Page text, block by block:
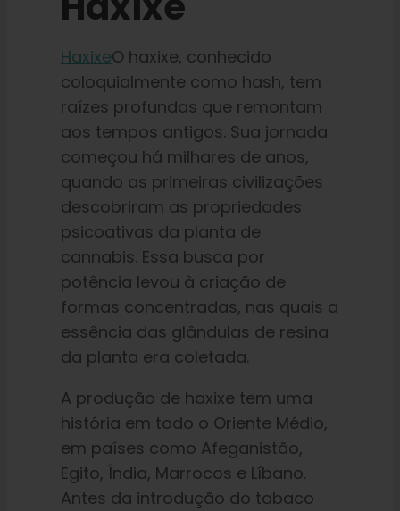
HaxixeO haxixe, conhecido
coloquialmente como hash, tem
raízes profundas que remontam
aos tempos antigos. Sua jornada
começou há milhares de anos,
quando as primeiras civilizações
descobriram as propriedades
psicoativas da planta de
cannabis. Essa busca por
potência levou à criação de
formas concentradas, nas quais a
essência das glândulas de resina
da planta era coletada.
A produção de haxixe tem uma
história em todo o Oriente Médio,
em países como Afeganistão,
Egito, Índia, Marrocos e Líbano.
Antes da introdução do tabaco